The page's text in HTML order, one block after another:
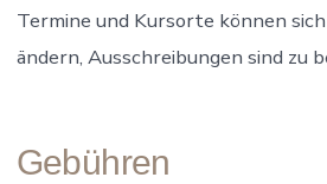
Termine und Kursorte können
ändern, Ausschreibungen sind zu
Gebühren